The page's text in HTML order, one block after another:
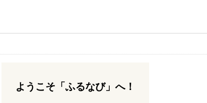
ようこそ「ふるなび」へ！